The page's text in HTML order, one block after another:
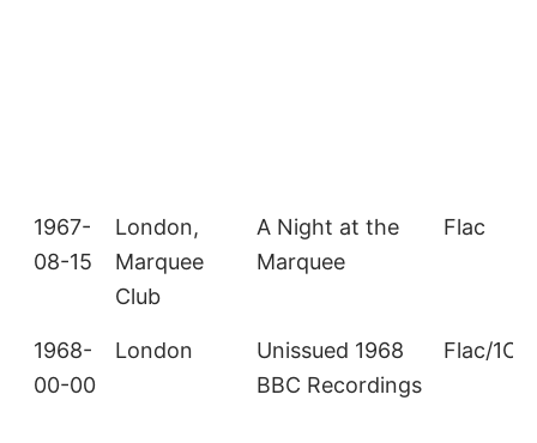
1967-
08-15
London,
Marquee
Club
A Night at the
Marquee
Flac
1968-
00-00
London
Unissued 1968
BBC Recordings
Flac/1CD